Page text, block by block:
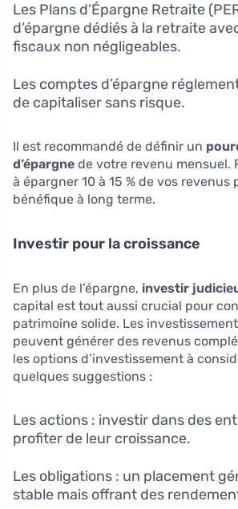
Les Plans d’Épargne Retraite
d’épargne dédiés à la retraite
fiscaux non négligeables.
Les comptes d’épargne
de capitaliser sans risque.
Il est recommandé de définir un
d’épargne de votre revenu mensuel.
à épargner 10 à 15 % de vos revenus
bénéfique à long terme.
Investir pour la croissance
En plus de l’épargne, investir
capital est tout aussi crucial pour
patrimoine solide. Les
peuvent générer des revenus
les options d’investissement à
quelques suggestions :
Les actions : investir dans des
profiter de leur croissance.
Les obligations : un placement
stable mais offrant des